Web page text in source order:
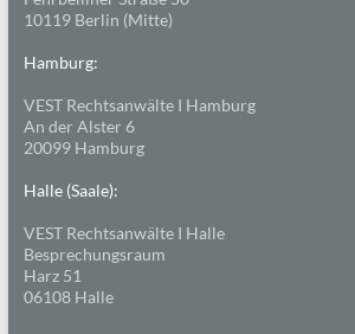
10119 Berlin (Mitte)
Hamburg:
VEST Rechtsanwälte I Hamburg
An der Alster 6
20099 Hamburg
Halle (Saale):
VEST Rechtsanwälte I Halle
Besprechungsraum
Harz 51
06108 Halle